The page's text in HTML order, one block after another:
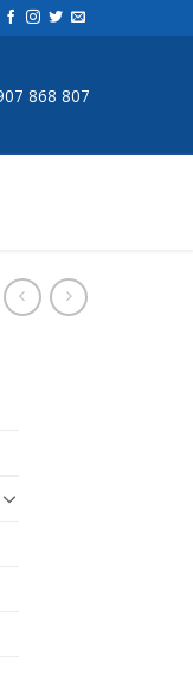
868 807